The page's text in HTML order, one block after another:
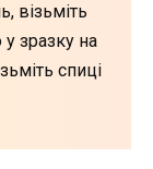
візьміть
зразку на
спиці